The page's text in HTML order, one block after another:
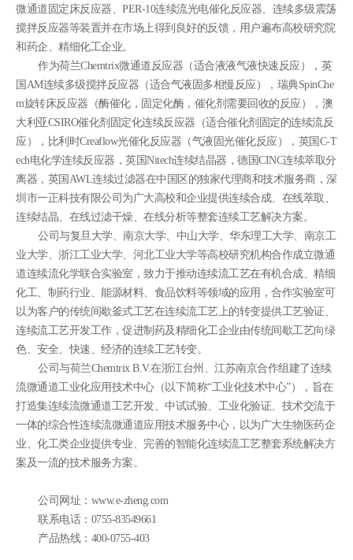
微通道固定床反应器、PER-10连续流光电催化反应器、连续多级震荡
搅拌反应器等装置并在市场上得到良好的反馈，用户遍布高校研究院
和药企、精细化工企业。
作为荷兰Chemtrix微通道反应器（适合液液气液快速反应），英
国AM连续多级搅拌反应器（适合气液固多相慢反应），瑞典SpinChe
m旋转床反应器（酶催化，固定化酶，催化剂需要回收的反应），澳
大利亚CSIRO催化剂固定化连续反应器（适合催化剂固定的连续流反
应），比利时Creaflow光催化反应器（气液固光催化反应），英国C-T
ech电化学连续反应器，英国Nitech连续结晶器，德国CINC连续萃取分
离器，英国AWL连续过滤器在中国区的独家代理商和技术服务商，深
圳市一正科技有限公司为广大高校和企业提供连续合成、在线萃取、
连续结晶、在线过滤干燥、在线分析等整套连续工艺解决方案。
公司与复旦大学、南京大学、中山大学、华东理工大学、南京工
业大学、浙江工业大学、河北工业大学等高校研究机构合作成立微通
道连续流化学联合实验室，致力于推动连续流工艺在有机合成、精细
化工、制药行业、能源材料、食品饮料等领域的应用，合作实验室可
以为客户的传统间歇釜式工艺在连续流工艺上的转变提供工艺验证、
连续流工艺开发工作，促进制药及精细化工企业由传统间歇工艺向绿
色、安全、快速、经济的连续工艺转变。
公司与荷兰Chemtrix B.V.在浙江台州、江苏南京合作组建了连续
流微通道工业化应用技术中心（以下简称“工业化技术中心”），旨在
打造集连续流微通道工艺开发、中试试验、工业化验证、技术交流于
一体的综合性连续流微通道应用技术服务中心，以为广大生物医药企
业、化工类企业提供专业、完善的智能化连续流工艺整套系统解决方
案及一流的技术服务方案。
公司网址：www.e-zheng.com
联系电话：0755-83549661
产品热线：400-0755-403